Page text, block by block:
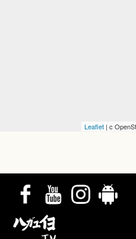
Leaflet| c